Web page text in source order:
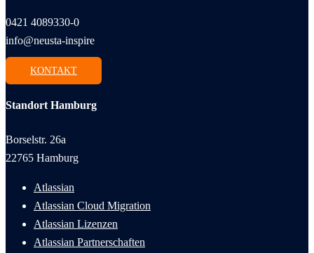
0421 4089330-0
info@neusta-inspire
KONTAKT
Standort Hamburg
Borselstr. 26a
22765 Hamburg
Atlassian
Atlassian Cloud Migration
Atlassian Lizenzen
Atlassian Partnerschaften